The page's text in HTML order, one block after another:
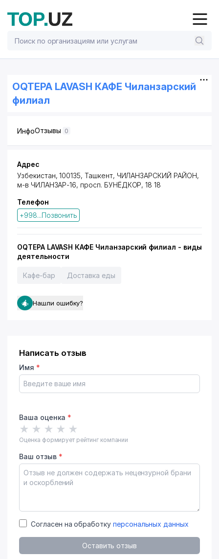
OQTEPA LAVASH КАФЕ Чиланзарский
филиал
ИнфоОтзывы 0
Адрес
Узбекистан, 100135, Ташкент, ЧИЛАНЗАРСКИЙ РАЙОН,
м-в ЧИЛАНЗАР-16, просп. БУНЁДКОР, 18 18
Телефон
+998...Позвонить
OQTEPA LAVASH КАФЕ Чиланзарский филиал - виды
деятельности
Кафе-бар Доставка еды
Нашли ошибку?
Написать отзыв
Имя *
Ваша оценка *
★ ★ ★ ★ ★
Оценка формирует рейтинг компании
Ваш отзыв *
Согласен на обработку персональных данных
Оставить отзыв